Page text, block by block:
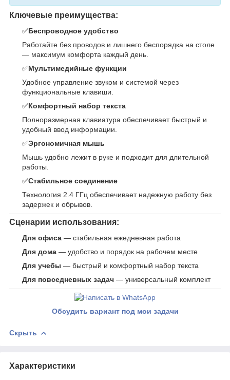
Ключевые преимущества:
✅Беспроводное удобство
Работайте без проводов и лишнего беспорядка на столе
— максимум комфорта каждый день.
✅Мультимедийные функции
Удобное управление звуком и системой через
функциональные клавиши.
✅Комфортный набор текста
Полноразмерная клавиатура обеспечивает быстрый и
удобный ввод информации.
✅Эргономичная мышь
Мышь удобно лежит в руке и подходит для длительной
работы.
✅Стабильное соединение
Технология 2.4 ГГц обеспечивает надежную работу без
задержек и обрывов.
Сценарии использования:
Для офиса — стабильная ежедневная работа
Для дома — удобство и порядок на рабочем месте
Для учебы — быстрый и комфортный набор текста
Для повседневных задач — универсальный комплект
Обсудить вариант под мои задачи
Скрыть
Характеристики